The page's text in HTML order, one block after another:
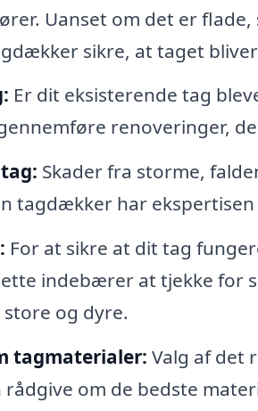
Uanset om det er flade,
sikre, at taget
Er dit eksisterende tag
renoveringer,
Skader fra storme,
tagdækker har
For at sikre at dit tag
indebærer at tjekke for
og dyre.
tagmaterialer: Valg af det
om de bedste